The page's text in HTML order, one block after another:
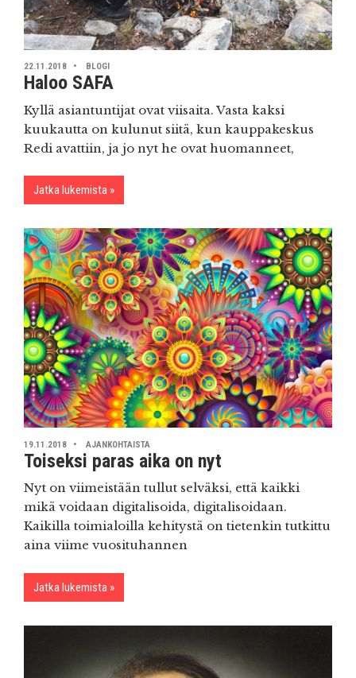
22.11.2018 BLOGI
Haloo SAFA
Kyllä asiantuntijat ovat viisaita. Vasta kaksi
kuukautta on kulunut siitä, kun kauppakeskus
Redi avattiin, ja jo nyt he ovat huomanneet,
Jatka lukemista
19.11.2018 AJANKOHTAISTA
Toiseksi paras aika on nyt
Nyt on viimeistään tullut selväksi, että kaikki
mikä voidaan digitalisoida, digitalisoidaan.
Kaikilla toimialoilla kehitystä on tietenkin tutkittu
aina viime vuosituhannen
Jatka lukemista